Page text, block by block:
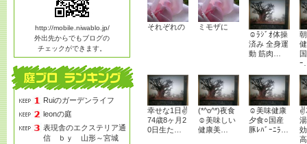
http://mobile.niwablo.jp/
外出先からでもブログの
チェックができます。
Ruiのガーデンライフ
leonの庭
表現舎のエクステリア通
信 ｂｙ 山形～宮城
それぞれの
ミモザに
☺ﾗｼﾞｵ体操
済み 全身運
動 筋肉…
ｰ
幸せな1日✌
74歳8ヶ月2
0日生た…
(*^o^*)夜食
☺美味しい
健康美…
☺美味健康
夕食○国産
豚ﾚﾊﾞｰﾆﾗ…
✌